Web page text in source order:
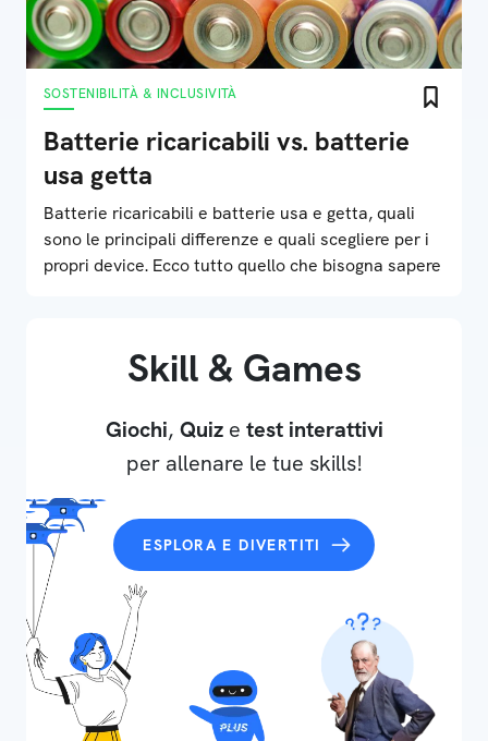
SOSTENIBILITÀ & INCLUSIVITÀ
Batterie ricaricabili vs. batterie
usa getta
Batterie ricaricabili e batterie usa e getta, quali
sono le principali differenze e quali scegliere per i
propri device. Ecco tutto quello che bisogna sapere
Skill & Games
Giochi, Quize test interattivi
per allenare le tue skills!
ESPLORA E DIVERTITI